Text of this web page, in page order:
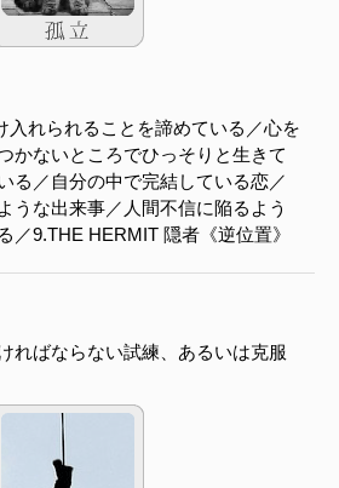
入れられることを諦めている／心を
かないところでひっそりと生きて
る／自分の中で完結している恋／
うな出来事／人間不信に陥るよう
／9.THE HERMIT 隠者《逆位置》
ればならない試練、あるいは克服